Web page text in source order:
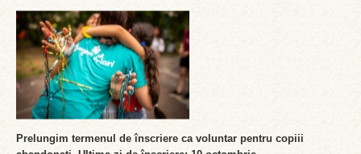
Prelungim termenul de înscriere ca voluntar pentru copiii